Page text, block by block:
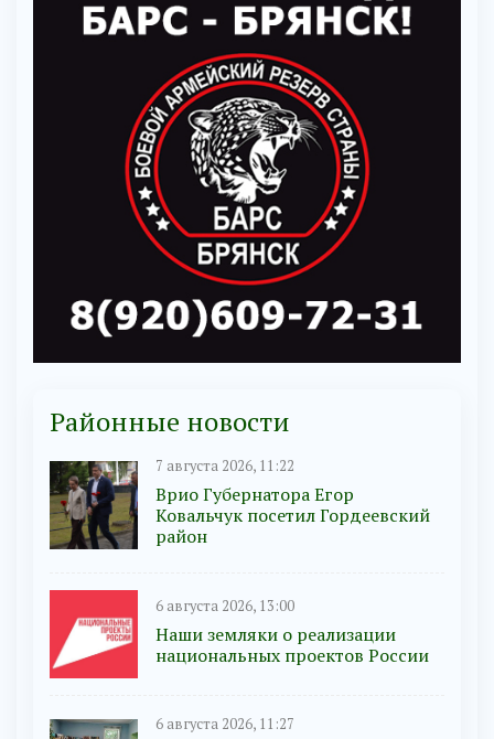
Районные новости
7 августа 2026, 11:22
Врио Губернатора Егор
Ковальчук посетил Гордеевский
район
6 августа 2026, 13:00
Наши земляки о реализации
национальных проектов России
6 августа 2026, 11:27